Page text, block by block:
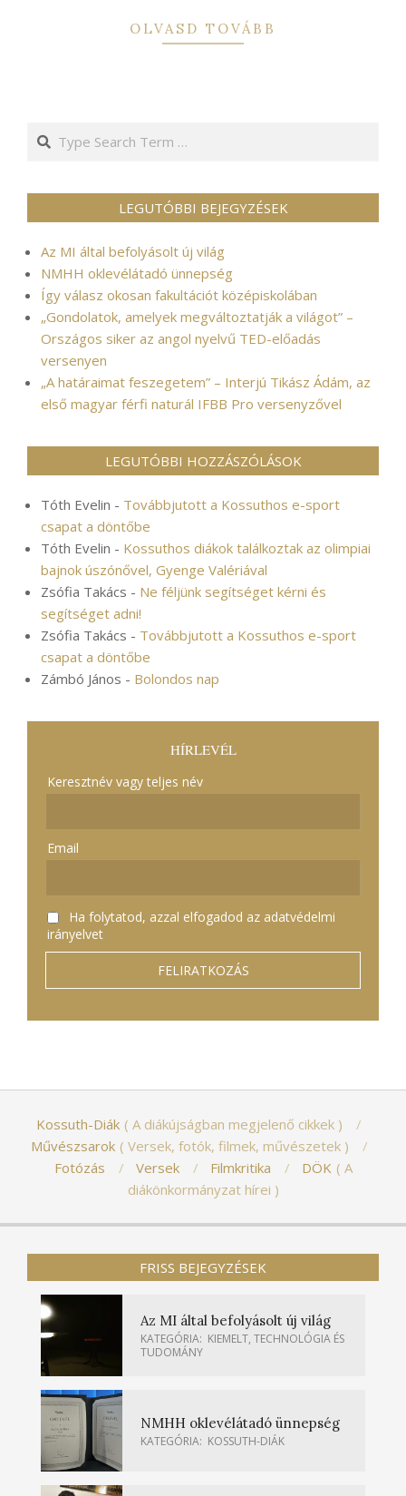
OLVASD TOVÁBB
Search
LEGUTÓBBI BEJEGYZÉSEK
Az MI által befolyásolt új világ
NMHH oklevélátadó ünnepség
Így válasz okosan fakultációt középiskolában
„Gondolatok, amelyek megváltoztatják a világot” –
Országos siker az angol nyelvű TED-előadás
versenyen
„A határaimat feszegetem” – Interjú Tikász Ádám, az
első magyar férfi naturál IFBB Pro versenyzővel
LEGUTÓBBI HOZZÁSZÓLÁSOK
Tóth Evelin - Továbbjutott a Kossuthos e-sport
csapat a döntőbe
Tóth Evelin - Kossuthos diákok találkoztak az olimpiai
bajnok úszónővel, Gyenge Valériával
Zsófia Takács - Ne féljünk segítséget kérni és
segítséget adni!
Zsófia Takács - Továbbjutott a Kossuthos e-sport
csapat a döntőbe
Zámbó János - Bolondos nap
HÍRLEVÉL
Keresztnév vagy teljes név
Email
Ha folytatod, azzal elfogadod az adatvédelmi
irányelvet
Kossuth-Diák
A diákújságban megjelenő cikkek
Művészsarok
Versek, fotók, filmek, művészetek
Fotózás
Versek Filmkritika DÖK
A
diákönkormányzat hírei
FRISS BEJEGYZÉSEK
Az MI által befolyásolt új világ
KATEGÓRIA: KIEMELT, TECHNOLÓGIA ÉS
TUDOMÁNY
NMHH oklevélátadó ünnepség
KATEGÓRIA: KOSSUTH-DIÁK